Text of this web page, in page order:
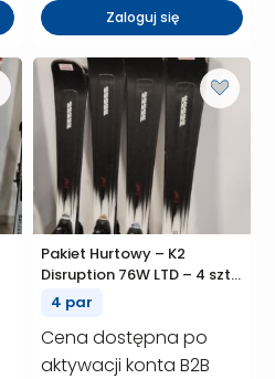
Zaloguj się
Pakiet Hurtowy – K2
Disruption 76W LTD – 4 szt.
(P01690)
4 par
Cena dostępna po
aktywacji konta B2B